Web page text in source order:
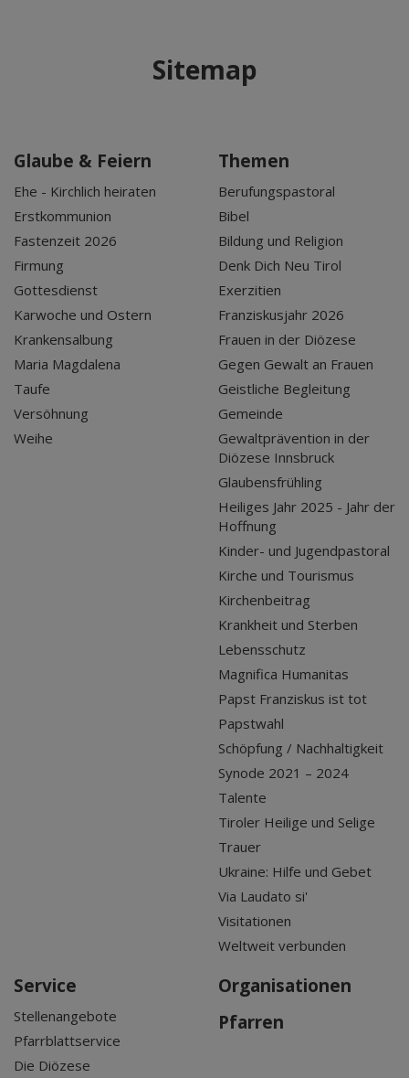
Sitemap
Glaube & Feiern
Ehe - Kirchlich heiraten
Erstkommunion
Fastenzeit 2026
Firmung
Gottesdienst
Karwoche und Ostern
Krankensalbung
Maria Magdalena
Taufe
Versöhnung
Weihe
Themen
Berufungspastoral
Bibel
Bildung und Religion
Denk Dich Neu Tirol
Exerzitien
Franziskusjahr 2026
Frauen in der Diözese
Gegen Gewalt an Frauen
Geistliche Begleitung
Gemeinde
Gewaltprävention in der
Diözese Innsbruck
Glaubensfrühling
Heiliges Jahr 2025 - Jahr der
Hoffnung
Kinder- und Jugendpastoral
Kirche und Tourismus
Kirchenbeitrag
Krankheit und Sterben
Lebensschutz
Magnifica Humanitas
Papst Franziskus ist tot
Papstwahl
Schöpfung / Nachhaltigkeit
Synode 2021 – 2024
Talente
Tiroler Heilige und Selige
Trauer
Ukraine: Hilfe und Gebet
Via Laudato si'
Visitationen
Weltweit verbunden
Service
Stellenangebote
Pfarrblattservice
Die Diözese
Organisationen
Pfarren